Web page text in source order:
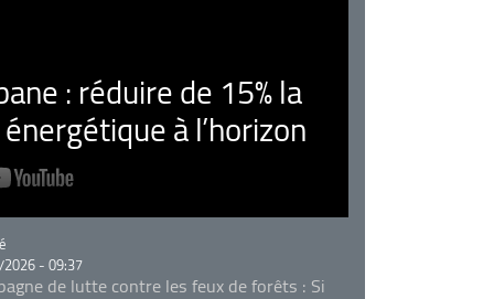
: réduire de 15% la
à l’horizon
- 09:37
de lutte contre les feux de forêts : Si